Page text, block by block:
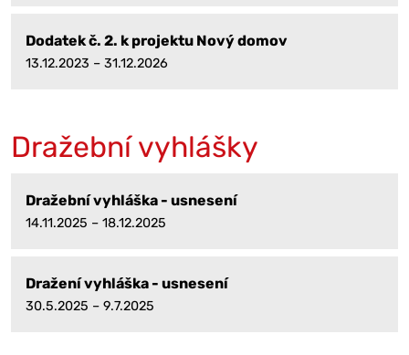
Dodatek č. 2. k projektu Nový domov
13.12.2023 – 31.12.2026
Dražební vyhlášky
Dražební vyhláška - usnesení
14.11.2025 – 18.12.2025
Dražení vyhláška - usnesení
30.5.2025 – 9.7.2025